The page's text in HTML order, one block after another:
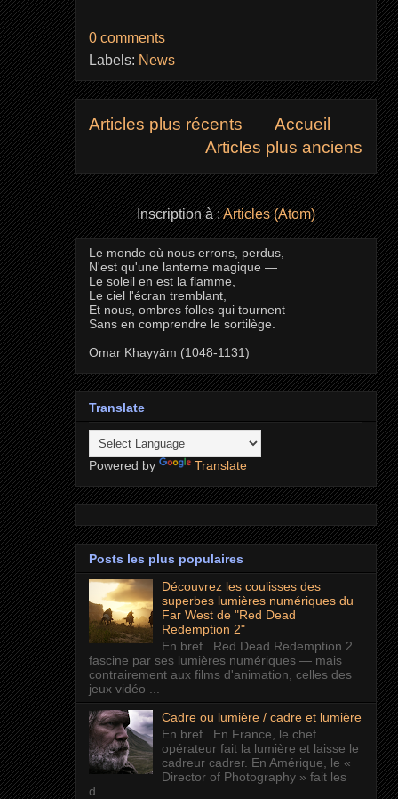
0 comments
Labels: News
Articles plus récents
Articles plus anciens
Accueil
Inscription à :Articles (Atom)
Le monde où nous errons, perdus,
N'est qu'une lanterne magique —
Le soleil en est la flamme,
Le ciel l'écran tremblant,
Et nous, ombres folles qui tournent
Sans en comprendre le sortilège.
Omar Khayyām (1048-1131)
Translate
Powered by Translate
Posts les plus populaires
Découvrez les coulisses des
superbes lumières numériques du
Far West de "Red Dead
Redemption 2"
En bref Red Dead Redemption 2
fascine par ses lumières numériques — mais
contrairement aux films d'animation, celles des
jeux vidéo ...
Cadre ou lumière / cadre et lumière
En bref En France, le chef
opérateur fait la lumière et laisse le
cadreur cadrer. En Amérique, le «
Director of Photography » fait les
d...